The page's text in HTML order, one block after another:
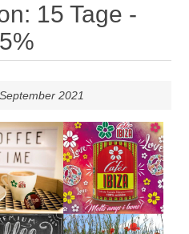
15 Tage -
2021